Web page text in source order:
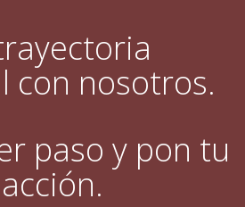
con nosotros.
paso y pon tu